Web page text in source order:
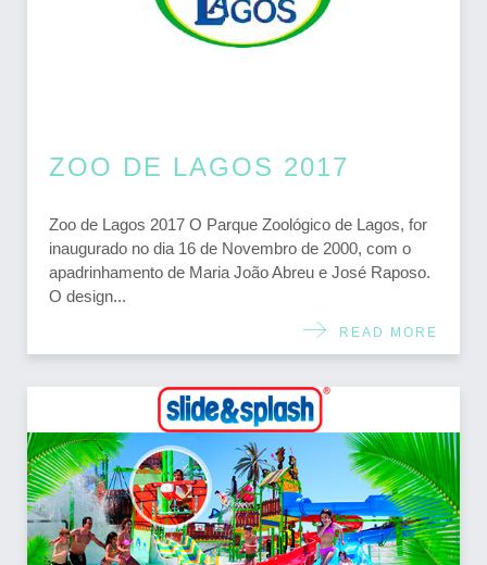
ZOO DE LAGOS 2017
Zoo de Lagos 2017 O Parque Zoológico de Lagos, for
inaugurado no dia 16 de Novembro de 2000, com o
apadrinhamento de Maria João Abreu e José Raposo.
O design...
READ MORE